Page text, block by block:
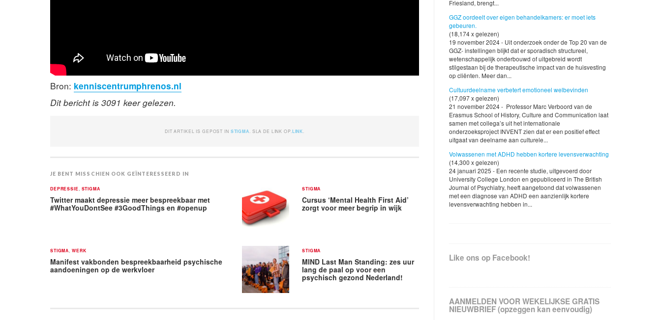
Bron: kenniscentrumphrenos.nl
Dit bericht is 3091 keer gelezen.
DIT ARTIKEL IS GEPOST IN STIGMA . SLA DE LINK OP. LINK
JE BENT MISSCHIEN OOK GEÏNTERESSEERD IN
DEPRESSIE STIGMA
Twitter maakt depressie meer bespreekbaar met
#WhatYouDontSee #3GoodThings en #openup
STIGMA
Cursus ‘Mental Health First Aid’
zorgt voor meer begrip in wijk
STIGMA WERK
Manifest vakbonden bespreekbaarheid psychische
aandoeningen op de werkvloer
STIGMA
MIND Last Man Standing: zes uur
lang de paal op voor een
psychisch gezond Nederland!
Friesland, brengt...
GGZ oordeelt over eigen behandelkamers: er moet iets
gebeuren.
(18,174 x gelezen)
19 november 2024 - Uit onderzoek onder de Top 20 van de
GGZ- instellingen blijkt dat er sporadisch structureel,
wetenschappelijk onderbouwd of uitgebreid wordt
stilgestaan bij de therapeutische impact van de huisvesting
op cliënten. Meer dan...
Cultuurdeelname verbetert emotioneel welbevinden
(17,097 x gelezen)
21 november 2024 - Professor Marc Verboord van de
Erasmus School of History, Culture and Communication laat
samen met collega’s uit het internationale
onderzoeksproject INVENT zien dat er een positief effect
uitgaat van deelname aan culturele...
Volwassenen met ADHD hebben kortere levensverwachting
(14,300 x gelezen)
24 januari 2025 - Een recente studie, uitgevoerd door
University College London en gepubliceerd in The British
Journal of Psychiatry, heeft aangetoond dat volwassenen
met een diagnose van ADHD een aanzienlijk kortere
levensverwachting hebben in...
Like ons op Facebook!
AANMELDEN VOOR WEKELIJKSE GRATIS
NIEUWBRIEF (opzeggen kan eenvoudig)